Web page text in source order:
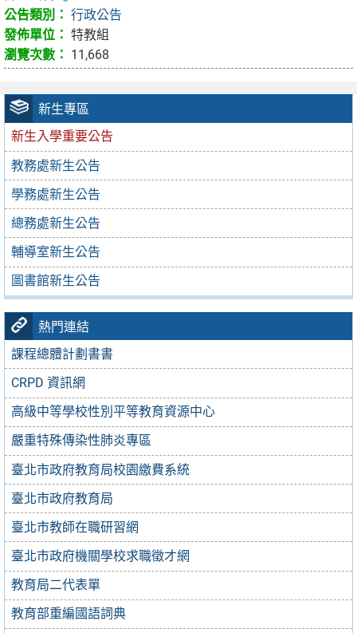
新生專區
新生入學重要公告
教務處新生公告
學務處新生公告
總務處新生公告
輔導室新生公告
圖書館新生公告
熱門連結
課程總體計劃書書
CRPD 資訊網
高級中等學校性別平等教育資源中心
嚴重特殊傳染性肺炎專區
臺北市政府教育局校園繳費系統
臺北市政府教育局
臺北市教師在職研習網
臺北市政府機關學校求職徵才網
教育局二代表單
教育部重編國語詞典
行政公告
特教組
11,668